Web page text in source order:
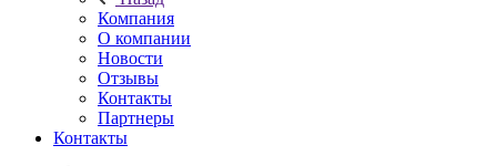
Компания
О компании
Новости
Отзывы
Контакты
Партнеры
Контакты